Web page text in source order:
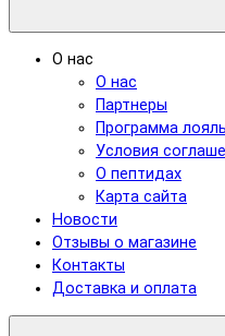
О нас
О нас
Партнеры
Программа
Условия
О пептидах
Карта сайта
Новости
Отзывы о магазине
Контакты
Доставка и оплата